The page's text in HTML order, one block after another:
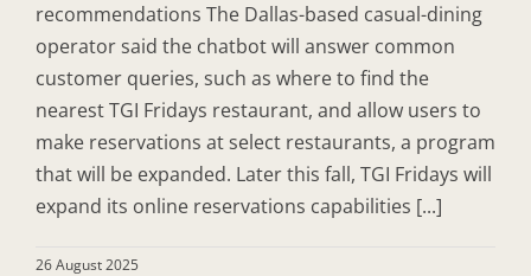
recommendations The Dallas-based casual-dining
operator said the chatbot will answer common
customer queries, such as where to find the
nearest TGI Fridays restaurant, and allow users to
make reservations at select restaurants, a program
that will be expanded. Later this fall, TGI Fridays will
expand its online reservations capabilities [...]
26 August 2025